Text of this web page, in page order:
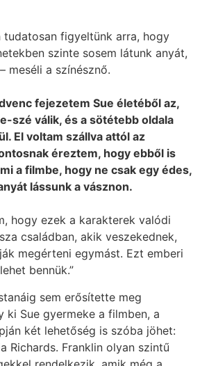
tudatosan figyeltünk arra, hogy
szinte sosem látunk anyát,
meséli a színésznő.
fejezetem Sue életéből az,
szé válik, és a sötétebb oldala
El voltam szállva attól az
éreztem, hogy ebből is
a filmbe, hogy ne csak egy édes,
lássunk a vásznon.
hogy ezek a karakterek valódi
családban, akik veszekednek,
megérteni egymást. Ezt emberi
bennük.”
sem erősítette meg
ki Sue gyermeke a filmben, a
két lehetőség is szóba jöhet:
Richards. Franklin olyan szintű